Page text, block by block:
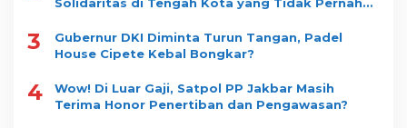
3
Gubernur DKI Diminta Turun Tangan, Padel
House Cipete Kebal Bongkar?
4
Wow! Di Luar Gaji, Satpol PP Jakbar Masih
Terima Honor Penertiban dan Pengawasan?